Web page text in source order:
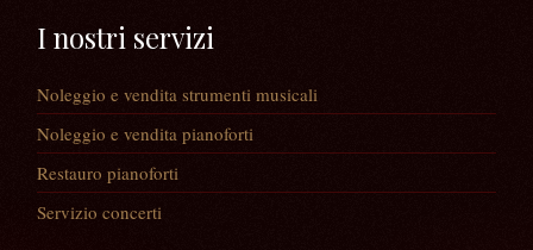
I nostri servizi
Noleggio e vendita strumenti musicali
Noleggio e vendita pianoforti
Restauro pianoforti
Servizio concerti